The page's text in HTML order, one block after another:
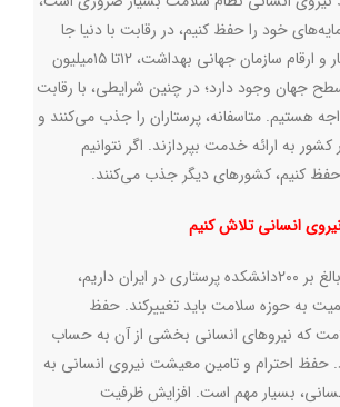
خود را حفظ کنیم، در رقابت با دنیا جا
می‌مانیم. براساس آمار و ارقام سازمان جهانی بهداشت، ۱۲تا ۱۵میلیون
سطح جهان وجود دارد؛ در چنین شرایطی، با رقابت
هستیم. متاسفانه، پرستاران را جذب می‌کنند و
به ارائه خدمت بپردازند. اگر نتوانیم
حفظ کنیم، کشورهای دیگر جذب می‌کنند.
انسانی تلاش کنیم
رحیمی با بیان اینکه بالغ بر ۲۰۰دانشکده پرستاری در ایران داریم،
به حوزه سلامت باید تغییرکند. حفظ
که نیروهای انسانی بخشی از آن به حساب
حفظ احترام و تامین معیشت نیروی انسانی به
بسیار مهم است. افزایش ظرفیت